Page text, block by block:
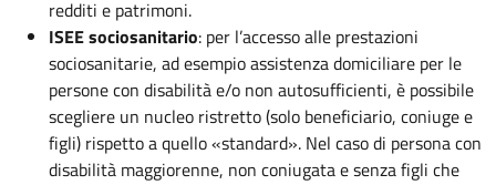
redditi e patrimoni.
ISEE sociosanitario: per l’accesso alle prestazioni
sociosanitarie, ad esempio assistenza domiciliare per le
persone con disabilità e/o non autosufficienti, è possibile
scegliere un nucleo ristretto (solo beneficiario, coniuge e
figli) rispetto a quello «standard». Nel caso di persona con
disabilità maggiorenne, non coniugata e senza figli che